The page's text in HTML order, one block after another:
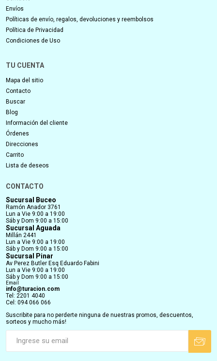
Envíos
Políticas de envío, regalos, devoluciones y reembolsos
Política de Privacidad
Condiciones de Uso
TU CUENTA
Mapa del sitio
Contacto
Buscar
Blog
Información del cliente
Órdenes
Direcciones
Carrito
Lista de deseos
CONTACTO
Sucursal Buceo
Ramón Anador 3761
Lun a Vie 9:00 a 19:00
Sáb y Dom 9:00 a 15:00
Sucursal Aguada
Millán 2441
Lun a Vie 9:00 a 19:00
Sáb y Dom 9:00 a 15:00
Sucursal Pinar
Av Perez Butler Esq Eduardo Fabini
Lun a Vie 9:00 a 19:00
Sáb y Dom 9:00 a 15:00
Email
info@turacion.com
Tel: 2201 4040
Cel: 094 066 066
Suscribite para no perderte ninguna de nuestras promos, descuentos,
sorteos y mucho más!